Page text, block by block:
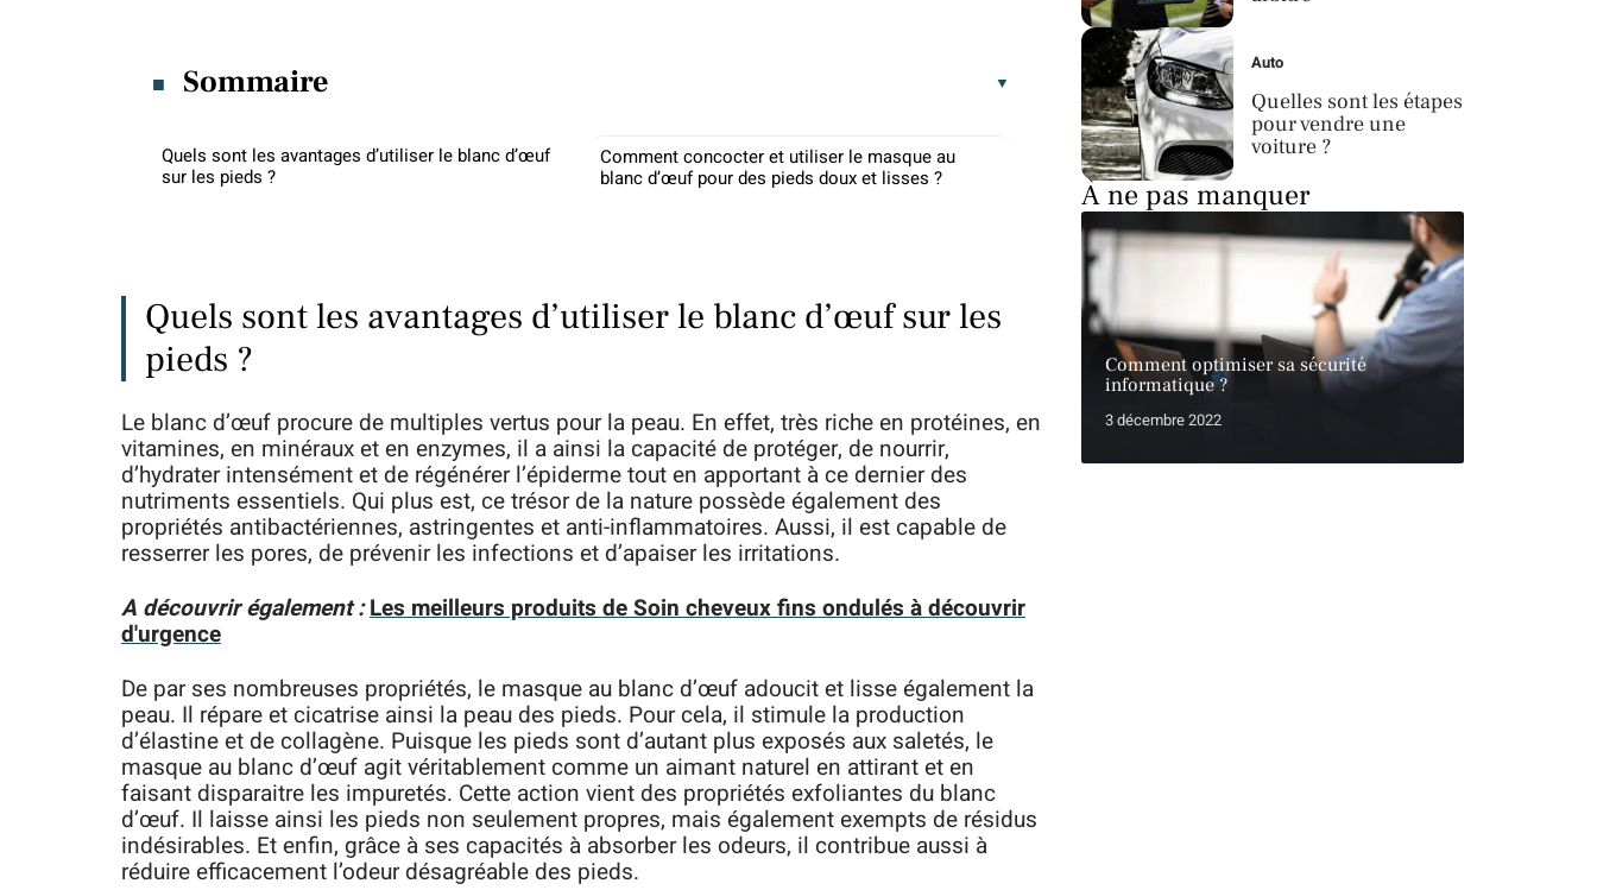
Sommaire
Quels sont les avantages d’utiliser le blanc d’œuf
sur les pieds ?
Comment concocter et utiliser le masque au
blanc d’œuf pour des pieds doux et lisses ?
Quels sont les avantages d’utiliser le blanc d’œuf sur les
pieds ?
Le blanc d’œuf procure de multiples vertus pour la peau. En effet, très riche en protéines, en
vitamines, en minéraux et en enzymes, il a ainsi la capacité de protéger, de nourrir,
d’hydrater intensément et de régénérer l’épiderme tout en apportant à ce dernier des
nutriments essentiels. Qui plus est, ce trésor de la nature possède également des
propriétés antibactériennes, astringentes et anti-inflammatoires. Aussi, il est capable de
resserrer les pores, de prévenir les infections et d’apaiser les irritations.
A découvrir également :Les meilleurs produits de Soin cheveux fins ondulés à découvrir
d'urgence
De par ses nombreuses propriétés, le masque au blanc d’œuf adoucit et lisse également la
peau. Il répare et cicatrise ainsi la peau des pieds. Pour cela, il stimule la production
d’élastine et de collagène. Puisque les pieds sont d’autant plus exposés aux saletés, le
masque au blanc d’œuf agit véritablement comme un aimant naturel en attirant et en
faisant disparaitre les impuretés. Cette action vient des propriétés exfoliantes du blanc
d’œuf. Il laisse ainsi les pieds non seulement propres, mais également exempts de résidus
indésirables. Et enfin, grâce à ses capacités à absorber les odeurs, il contribue aussi à
réduire efficacement l’odeur désagréable des pieds.
Auto
Quelles sont les étapes
pour vendre une
voiture ?
À ne pas manquer
Comment optimiser sa sécurité
informatique ?
3 décembre 2022